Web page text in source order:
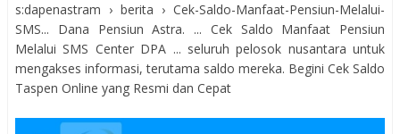
s:dapenastram › berita › Cek-Saldo-Manfaat-Pensiun-Melalui-
SMS... Dana Pensiun Astra. ... Cek Saldo Manfaat Pensiun
Melalui SMS Center DPA ... seluruh pelosok nusantara untuk
mengakses informasi, terutama saldo mereka. Begini Cek Saldo
Taspen Online yang Resmi dan Cepat